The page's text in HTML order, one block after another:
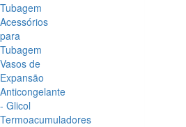
Tubagem
Acessórios
para
Tubagem
Vasos de
Expansão
Anticongelante
- Glicol
Termoacumuladores